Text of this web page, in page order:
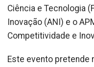
Ciência e Tecnologia
Inovação (ANI) e o
Competitividade e
Este evento pretende